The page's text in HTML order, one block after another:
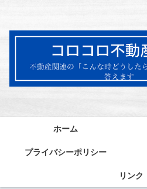
ホーム
プライバシーポリシー
リンク